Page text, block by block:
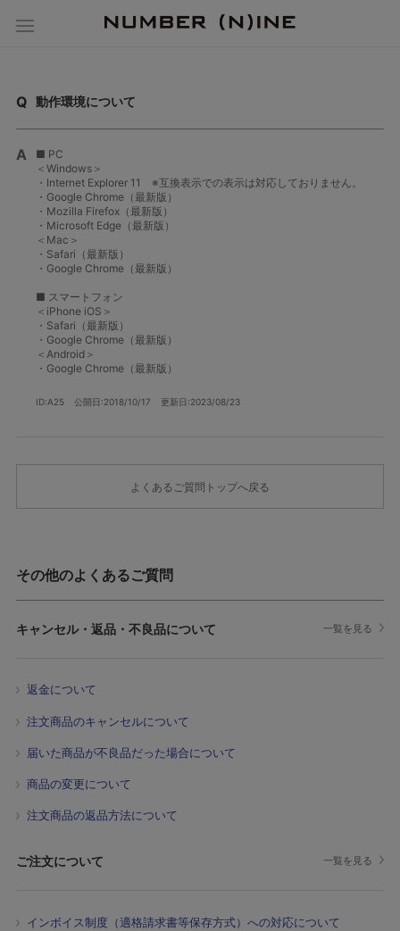
動作環境について
■ PC
＜Windows＞
・Internet Explorer 11 ※互換表示での表示は対応しておりません。
・Google Chrome（最新版）
・Mozilla Firefox（最新版）
・Microsoft Edge（最新版）
＜Mac＞
・Safari（最新版）
・Google Chrome（最新版）
■ スマートフォン
＜iPhone iOS＞
・Safari（最新版）
・Google Chrome（最新版）
＜Android＞
・Google Chrome（最新版）
ID:A25 公開日:2018/10/17 更新日:2023/08/23
よくあるご質問トップへ戻る
その他のよくあるご質問
キャンセル・返品・不良品について 一覧を見る
返金について
注文商品のキャンセルについて
届いた商品が不良品だった場合について
商品の変更について
注文商品の返品方法について
ご注文について 一覧を見る
インボイス制度（適格請求書等保存方式）への対応について